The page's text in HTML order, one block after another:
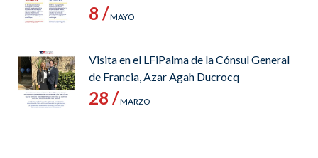
8 /MAYO
Visita en el LFiPalma de la Cónsul General
de Francia, Azar Agah Ducrocq
28 /MARZO